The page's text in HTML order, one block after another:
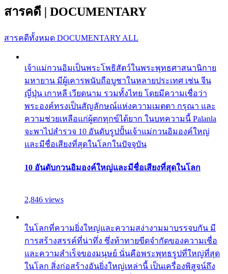
สารคดี | DOCUMENTARY
สารคดีทั้งหมด DOCUMENTARY ALL
เจ้าแม่กวนอิมเป็นพระโพธิสัตว์ในพระพุทธศาสนานิกาย
มหายาน มีผู้เคารพนับถือบูชาในหลายประเทศ เช่น จีน
ญี่ปุ่น เกาหลี เวียดนาม รวมทั้งไทย โดยมีความเชื่อว่า
พระองค์ทรงเป็นสัญลักษณ์แห่งความเมตตา กรุณา และ
ความช่วยเหลือแก่ผู้ตกทุกข์ได้ยาก ในบทความนี้ Palanla
จะพาไปสำรวจ 10 อันดับรูปปั้นเจ้าแม่กวนอิมองค์ใหญ่
และมีชื่อเสียงที่สุดในโลกในปัจจุบัน
10 อันดับกวนอิมองค์ใหญ่และมีชื่อเสียงที่สุดในโลก
2,846 views
ในโลกที่ความยิ่งใหญ่และความสง่างามมาบรรจบกัน มี
การสร้างสรรค์ที่น่าทึ่ง ซึ่งท้าทายขีดจำกัดของความเชื่อ
และความสำเร็จของมนุษย์ นั่นคือพระพุทธรูปที่ใหญ่ที่สุด
ในโลก สิ่งก่อสร้างอันยิ่งใหญ่เหล่านี้ เป็นเครื่องพิสูจน์ถึง